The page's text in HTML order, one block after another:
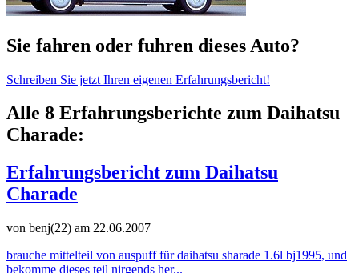
Sie fahren oder fuhren dieses Auto?
Schreiben Sie jetzt Ihren eigenen Erfahrungsbericht!
Alle 8 Erfahrungsberichte zum Daihatsu
Charade:
Erfahrungsbericht zum Daihatsu
Charade
von benj(22) am 22.06.2007
brauche mittelteil von auspuff für daihatsu sharade 1.6l bj1995, und
bekomme dieses teil nirgends her...